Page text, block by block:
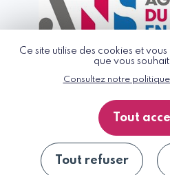
Ce site utilise des cookies et
que vous
Consultez notre
Tout
Tout refuser
© G_NIUS
Politique de
Accessibilité :
Plan du
Se